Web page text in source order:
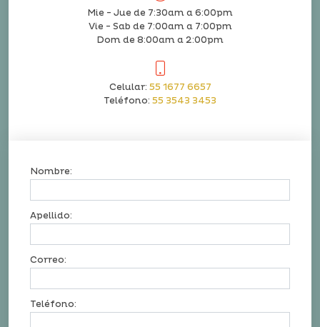
Mie - Jue de 7:30am a 6:00pm
Vie - Sab de 7:00am a 7:00pm
Dom de 8:00am a 2:00pm
Celular: 55 1677 6657
Teléfono: 55 3543 3453
Nombre:
Apellido:
Correo:
Teléfono: